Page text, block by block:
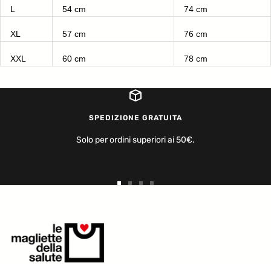
L 54 cm 74 cm
XL 57 cm 76 cm
XXL 60 cm 78 cm
SPEDIZIONE GRATUITA
Solo per ordini superiori ai 50€.